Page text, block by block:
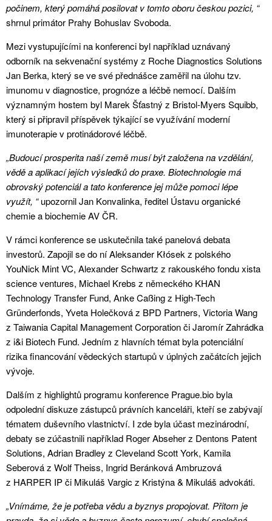
počinem, který pomáhá posilovat v tomto oboru českou pozici, “
shrnul primátor Prahy Bohuslav Svoboda.
Mezi vystupujícími na konferenci byl například uznávaný
odborník na sekvenační systémy z Roche Diagnostics Solutions
Jan Berka, který se ve své přednášce zaměřil na úlohu tzv.
imunomu v diagnostice, prognóze a léčbě nemocí. Dalším
významným hostem byl Marek Šťastný z Bristol-Myers Squibb,
který si připravil příspěvek týkající se využívání moderní
imunoterapie v protinádorové léčbě.
„Budoucí prosperita naší země musí být založena na vzdělání,
vědě a aplikací jejích výsledků do praxe. Biotechnologie má
obrovský potenciál a tato konference jej může pomoci lépe
využít, “upozornil Jan Konvalinka, ředitel Ústavu organické
chemie a biochemie AV ČR.
V rámci konference se uskutečnila také panelová debata
investorů. Zapojil se do ní Aleksander Kłósek z polského
YouNick Mint VC, Alexander Schwartz z rakouského fondu xista
science ventures, Michael Krebs z německého KHAN
Technology Transfer Fund, Anke Caßing z High-Tech
Gründerfonds, Yveta Holečková z BPD Partners, Victoria Wang
z Taiwania Capital Management Corporation či Jaromír Zahrádka
z i&i Biotech Fund. Jedním z hlavních témat byla potenciální
rizika financování vědeckých startupů v úplných začátcích jejich
vývoje.
Dalším z highlightů programu konference Prague.bio byla
odpolední diskuze zástupců právních kanceláři, kteří se zabývají
tématem duševního vlastnictví. I zde byla účast mezinárodní,
debaty se zúčastnili například Roger Abseher z Dentons Patent
Solutions, Adrian Bradley z Cleveland Scott York, Kamila
Seberová z Wolf Theiss, Ingrid Beránková Ambruzová
z HARPER IP či Mikuláš Vargic z Kristýna & Mikuláš advokáti.
„Vnímáme, že je potřeba vědu a byznys propojovat. Přitom je